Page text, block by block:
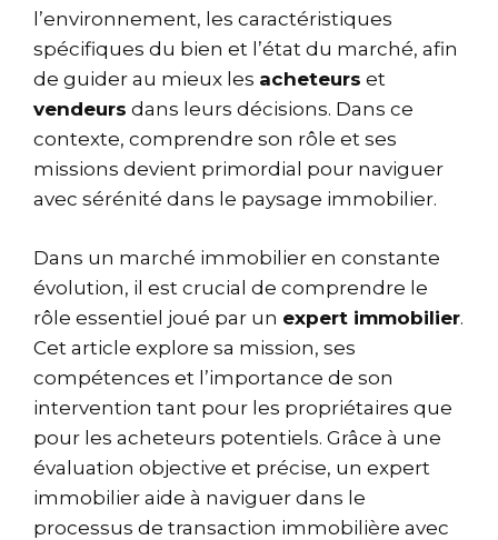
l’environnement, les caractéristiques
spécifiques du bien et l’état du marché, afin
de guider au mieux les acheteurs et
vendeurs dans leurs décisions. Dans ce
contexte, comprendre son rôle et ses
missions devient primordial pour naviguer
avec sérénité dans le paysage immobilier.
Dans un marché immobilier en constante
évolution, il est crucial de comprendre le
rôle essentiel joué par un expert immobilier.
Cet article explore sa mission, ses
compétences et l’importance de son
intervention tant pour les propriétaires que
pour les acheteurs potentiels. Grâce à une
évaluation objective et précise, un expert
immobilier aide à naviguer dans le
processus de transaction immobilière avec